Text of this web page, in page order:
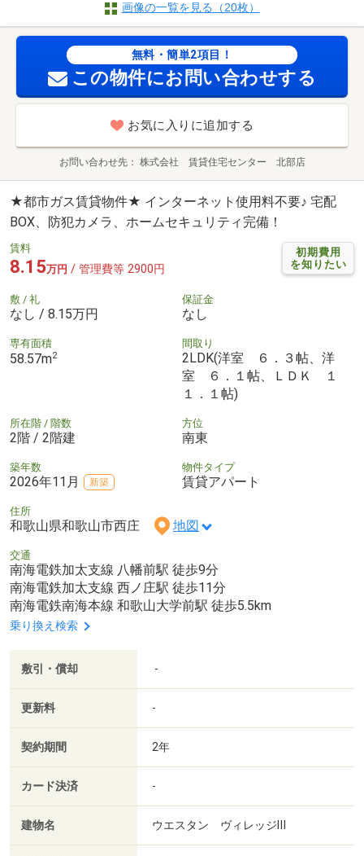
画像の一覧を見る（20枚）
無料・簡単2項目！
この物件にお問い合わせする
お気に入りに追加する
お問い合わせ先 株式会社 賃貸住宅センター 北部店
★都市ガス賃貸物件★ インターネット使用料不要♪ 宅配
BOX、防犯カメラ、ホームセキュリティ完備！
初期費用
を知りたい
賃料
8.15万円 / 管理費等 2900円
敷 / 礼
なし / 8.15万円
保証金
なし
専有面積
58.57m2
間取り
2LDK(洋室 ６．３帖、洋
室 ６．１帖、ＬＤＫ １
１．１帖)
所在階 / 階数
2階 / 2階建
方位
南東
築年数
2026年11月 新築
物件タイプ
賃貸アパート
住所
和歌山県和歌山市西庄 地図
交通
南海電鉄加太支線 八幡前駅 徒歩9分
南海電鉄加太支線 西ノ庄駅 徒歩11分
南海電鉄南海本線 和歌山大学前駅 徒歩5.5km
乗り換え検索
敷引・償却 -
更新料 -
契約期間 2年
カード決済 -
建物名 ウエスタン ヴィレッジⅢ